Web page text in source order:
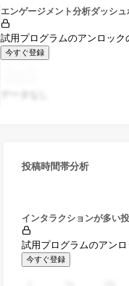
エンゲージメント分析ダッシュ
試用プログラムのアンロック
今すぐ登録
投稿時間帯分析
インタラクションが多い
試用プログラムのアンロ
今すぐ登録